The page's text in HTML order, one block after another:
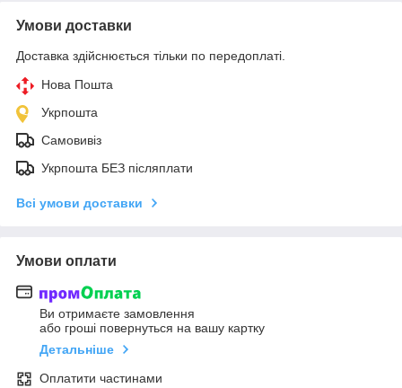
Умови доставки
Доставка здійснюється тільки по передоплаті.
Нова Пошта
Укрпошта
Самовивіз
Укрпошта БЕЗ післяплати
Всі умови доставки
Умови оплати
Ви отримаєте замовлення
або гроші повернуться на вашу картку
Детальніше
Оплатити частинами